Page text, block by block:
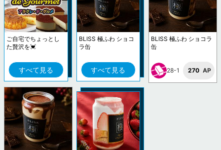
ご自宅でちょっとし
た贅沢を💓
すべて見る
BLISS 極ふわ ショコ
ラ缶
すべて見る
BLISS 極ふわ ショコラ
缶
28-1 270 AP